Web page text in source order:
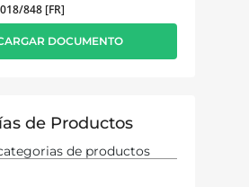
848 [FR]
DOCUMENTO
de Productos